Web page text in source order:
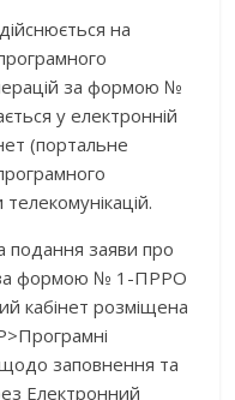
на
за формою №
у електронній
(портальне
подання заяви про
за формою № 1-ПРРО
кабінет розміщена
заповнення та
Електронний